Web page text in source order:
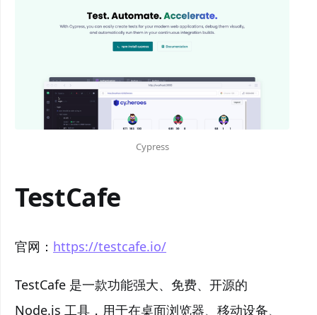
Cypress
TestCafe
官网： https://testcafe.io/
TestCafe 是一款功能强大、免费、开源的
Node.js 工具，用于在桌面浏览器、移动设备、